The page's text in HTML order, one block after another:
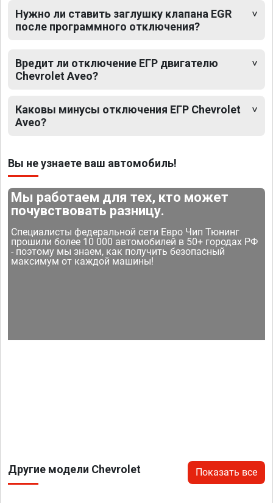
Нужно ли ставить заглушку клапана EGR
после программного отключения?
Вредит ли отключение ЕГР двигателю
Chevrolet Aveo?
Каковы минусы отключения ЕГР Chevrolet
Aveo?
Вы не узнаете ваш автомобиль!
Мы работаем для тех, кто может
почувствовать разницу.
Специалисты федеральной сети Евро Чип Тюнинг
прошили более 10 000 автомобилей в 50+ городах РФ
- поэтому мы знаем, как получить безопасный
максимум от каждой машины!
Другие модели Chevrolet Показать все